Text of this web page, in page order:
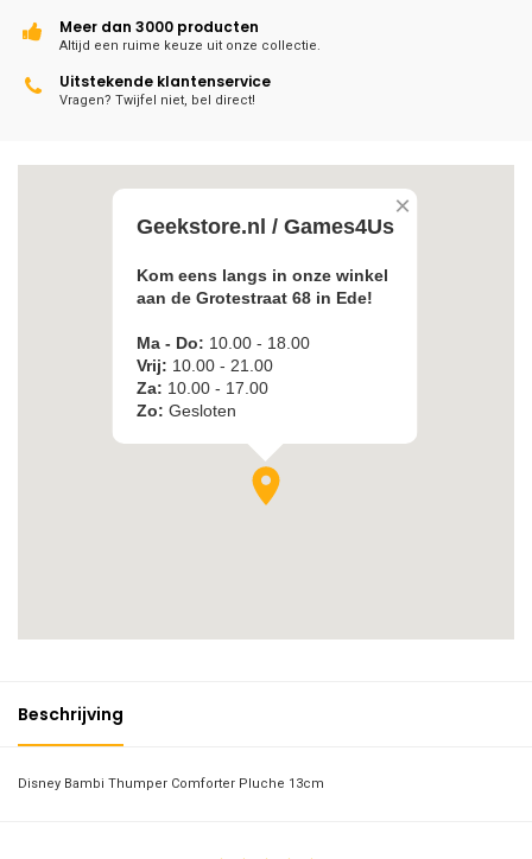
Meer dan 3000 producten
Altijd een ruime keuze uit onze collectie.
Uitstekende klantenservice
Vragen? Twijfel niet, bel direct!
Beschrijving
Disney Bambi Thumper Comforter Pluche 13cm